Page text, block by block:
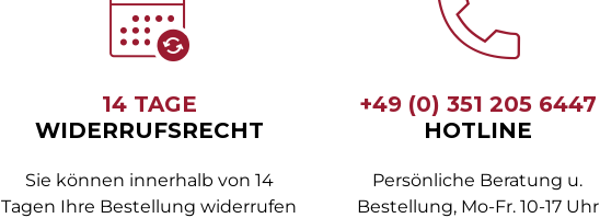
14 TAGE
WIDERRUFSRECHT
Sie können innerhalb von 14
Tagen Ihre Bestellung widerrufen
+49 (0) 351 205 6447
HOTLINE
Persönliche Beratung u.
Bestellung, Mo-Fr. 10-17 Uhr